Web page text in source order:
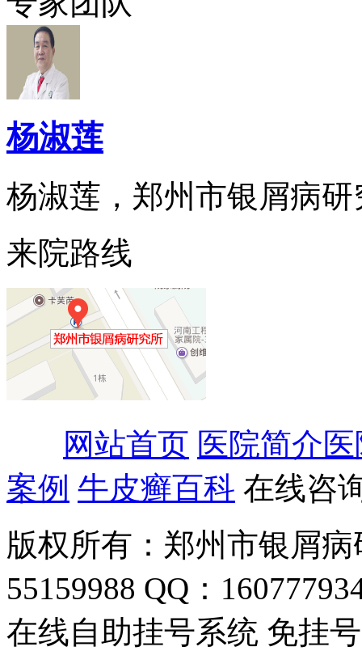
杨淑莲
杨淑莲，郑州市银屑病
来院路线
网站首页 医院简介
案例 牛皮癣百科 在线咨
版权所有：郑州市银屑
55159988 QQ：
在线自助挂号系统 免挂